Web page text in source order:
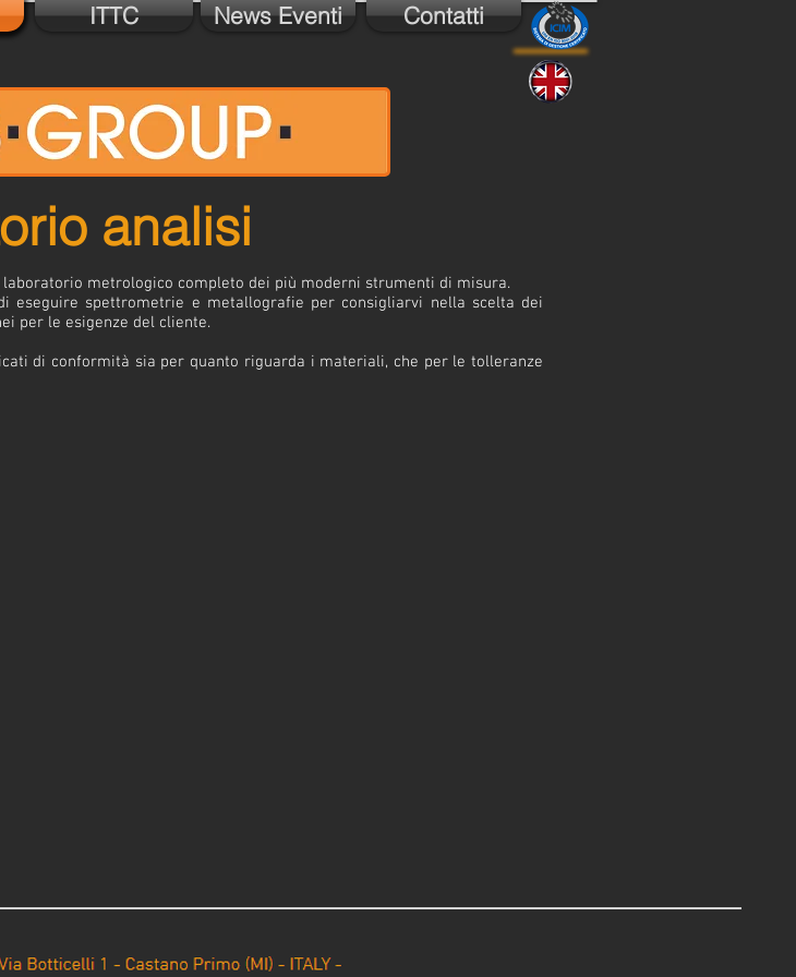
ITTC News Eventi Contatti
analisi
laboratorio metrologico completo dei più moderni strumenti di misura.
eseguire spettrometrie e metallografie per consigliarvi nella scelta dei
per le esigenze del cliente.
di conformità sia per quanto riguarda i materiali, che per le tolleranze